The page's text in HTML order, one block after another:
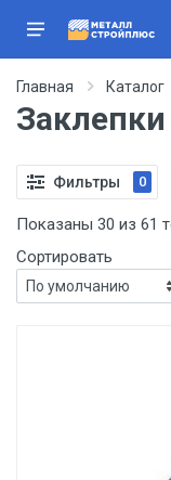
Главная Каталог
Заклепки
Фильтры 0
Показаны 30 из 61
Сортировать